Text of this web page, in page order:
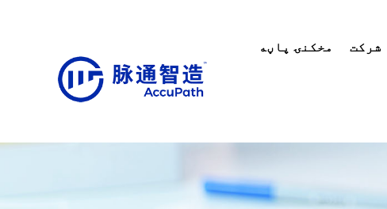
مخکنۍ پاڼه شرکت